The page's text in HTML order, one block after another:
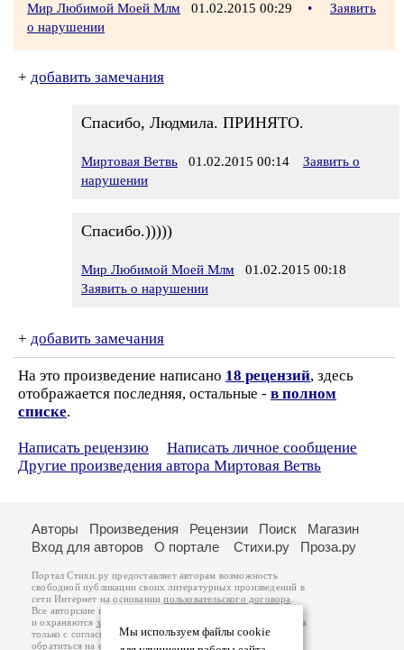
Мир Любимой Моей Млм 01.02.2015 00:29 •
Заявить
о нарушении
+ добавить замечания
Спасибо, Людмила. ПРИНЯТО.
Миртовая Ветвь 01.02.2015 00:14
Заявить о
нарушении
Спасибо.)))))
Мир Любимой Моей Млм 01.02.2015 00:18
Заявить о нарушении
+ добавить замечания
На это произведение написано 18 рецензий, здесь
отображается последняя, остальные - в полном
списке.
Написать рецензию
Написать личное сообщение
Другие произведения автора Миртовая Ветвь
Мы используем файлы cookie
Авторы Произведения Рецензии Поиск
Магазин
Вход для авторов
О портале Стихи.ру Проза.ру
Портал Стихи.ру предоставляет авторам возможность
свободной публикации своих литературных произведений в
сети Интернет на основаниипользовательского договора
Все авторские права на произведения принадлежат авторам
и охраняются законом
. Перепечатка произведений возможна
только с согласия его автора, к которому вы можете
обратиться на его авторской странице. Ответственность за